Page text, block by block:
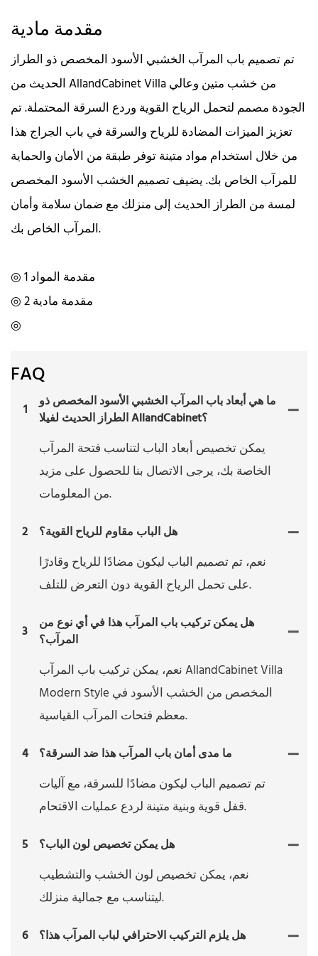
مقدمة مادية
تم تصميم باب المرآب الخشبي الأسود المخصص ذو الطراز
الحديث من AllandCabinet Villa من خشب متين وعالي
الجودة مصمم لتحمل الرياح القوية وردع السرقة المحتملة. تم
تعزيز الميزات المضادة للرياح والسرقة في باب الجراج هذا
من خلال استخدام مواد متينة توفر طبقة من الأمان والحماية
للمرآب الخاص بك. يضيف تصميم الخشب الأسود المخصص
لمسة من الطراز الحديث إلى منزلك مع ضمان سلامة وأمان
المرآب الخاص بك.
◎ مقدمة مادية 2
◎
FAQ
1
ما هي أبعاد باب المرآب الخشبي الأسود المخصص ذو
الطراز الحديث لفيلا AllandCabinet؟
يمكن تخصيص أبعاد الباب لتناسب فتحة المرآب
الخاصة بك، يرجى الاتصال بنا للحصول على مزيد
من المعلومات.
2 هل الباب مقاوم للرياح القوية؟
نعم، تم تصميم الباب ليكون مضادًا للرياح وقادرًا
على تحمل الرياح القوية دون التعرض للتلف.
3
هل يمكن تركيب باب المرآب هذا في أي نوع من
المرآب؟
نعم، يمكن تركيب باب المرآب AllandCabinet Villa
Modern Style المخصص من الخشب الأسود في
معظم فتحات المرآب القياسية.
4 ما مدى أمان باب المرآب هذا ضد السرقة؟
تم تصميم الباب ليكون مضادًا للسرقة، مع آليات
قفل قوية وبنية متينة لردع عمليات الاقتحام.
5 هل يمكن تخصيص لون الباب؟
نعم، يمكن تخصيص لون الخشب والتشطيب
ليتناسب مع جمالية منزلك.
6 هل يلزم التركيب الاحترافي لباب المرآب هذا؟